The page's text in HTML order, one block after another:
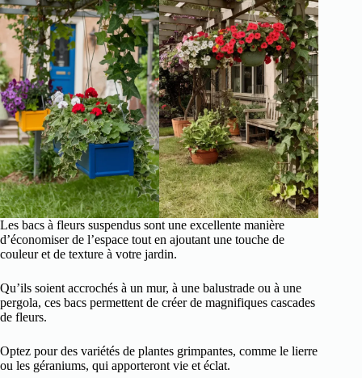
Les bacs à fleurs suspendus sont une excellente manière
d’économiser de l’espace tout en ajoutant une touche de
couleur et de texture à votre jardin.
Qu’ils soient accrochés à un mur, à une balustrade ou à une
pergola, ces bacs permettent de créer de magnifiques cascades
de fleurs.
Optez pour des variétés de plantes grimpantes, comme le lierre
ou les géraniums, qui apporteront vie et éclat.